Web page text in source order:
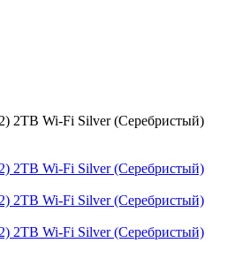
2TB Wi-Fi Silver (Серебристый)